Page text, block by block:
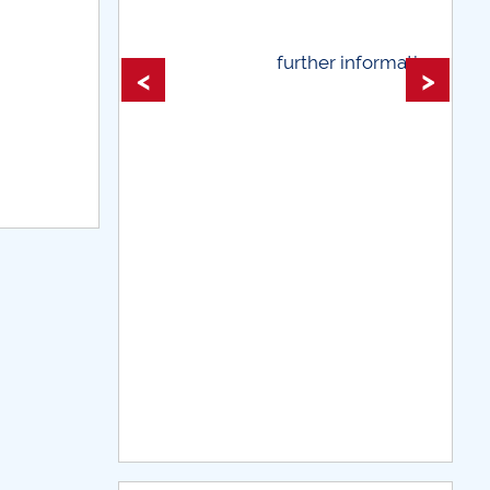
further information...
< >